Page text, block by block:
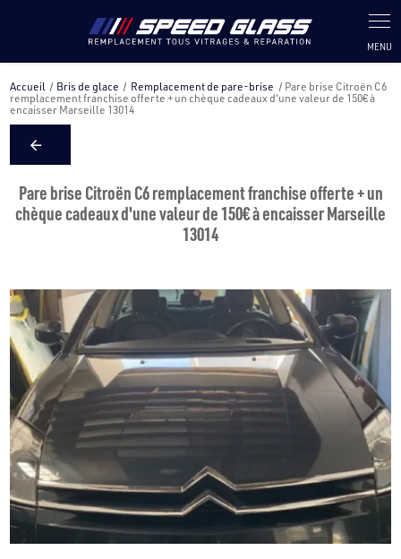
Accueil Bris de glace Remplacement de pare-brise
Pare brise Citroën C6
remplacement franchise offerte + un chèque cadeaux d'une valeur de 150€ à
encaisser Marseille 13014
Pare brise Citroën C6 remplacement franchise offerte + un
chèque cadeaux d'une valeur de 150€ à encaisser Marseille
13014